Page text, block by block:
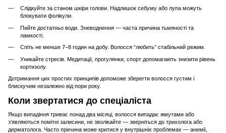
Слідкуйте за станом шкіри голови. Надлишок себуму або лупа можуть
блокувати фолікули.
Пийте достатньо води. Зневоднення — часта причина тьмяності та
ламкості.
Спіть не менше 7–8 годин на добу. Волосся “любить” стабільний режим.
Уникайте стресів. Медитації, прогулянки, спорт допомагають знизити рівень
кортизолу.
Дотримання цих простих принципів допоможе зберегти волосся густим і
блискучим незалежно від пори року.
Коли звертатися до спеціаліста
Якщо випадіння триває понад два місяці, волосся випадає жмутами або
з’являються помітні залисини, не зволікайте — зверніться до трихолога або
дерматолога. Часто причина може критися у внутрішніх проблемах — анемії,